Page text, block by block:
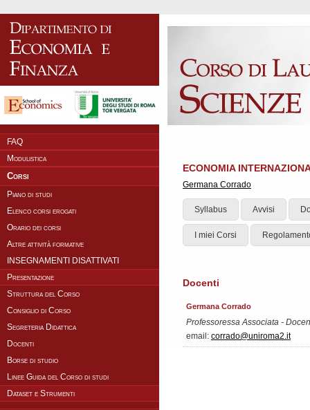
FAQ
Modulistica
Corsi
Piano di studi
Elenco corsi erogati
Orario dei corsi
Altre attività formative
INSEGNAMENTI DISATTIVATI
Presentazione
Struttura del Corso
Consiglio di Corso
Segreteria Didattica
Docenti
Borse di studio
Linee Guida del Corso di studi
Dataset e Strumenti
ECONOMIA
Germana Corrado
Syllabus Avvisi
I miei Corsi
Docenti
Germana Corrado
Professoressa Associata -
email: corrado@uniroma2.it